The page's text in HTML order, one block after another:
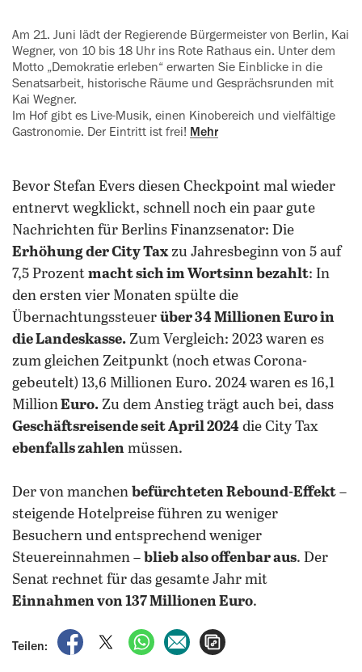
Am 21. Juni lädt der Regierende ‍Bürgermeister von Berlin, Kai
Wegner, von 10 bis 18 Uhr ins Rote Rathaus ein. Unter dem
Motto „Demokratie ‍erleben“ erwarten Sie Einblicke in die
Senatsarbeit, historische Räume und Gesprächsrunden mit
Kai Wegner.
Im Hof gibt es Live-Musik, einen Kinobereich und vielfältige
Gastronomie. Der Eintritt ist frei! Mehr
Bevor Stefan Evers diesen Checkpoint mal wieder
entnervt wegklickt, schnell noch ein paar gute
Nachrichten für Berlins Finanzsenator: Die
Erhöhung der City Taxzu Jahresbeginn von 5 auf
7,5 Prozent macht sich im Wortsinn bezahlt: In
den ersten vier Monaten spülte die
Übernachtungssteuer über 34 Millionen Euro in
die Landeskasse. Zum Vergleich: 2023 waren es
zum gleichen Zeitpunkt (noch etwas Corona-
gebeutelt) 13,6 Millionen Euro. 2024 waren es 16,1
MillionEuro. Zu dem Anstieg trägt auch bei, dass
Geschäftsreisende seit April 2024 die City Tax
ebenfalls zahlen müssen.
Der von manchen befürchteten Rebound-Effekt –
steigende Hotelpreise führen zu weniger
Besuchern und entsprechend weniger
Steuereinnahmen – blieb also offenbar aus. Der
Senat rechnet für das gesamte Jahr mit
Einnahmen von 137 Millionen Euro.
Teilen:
auf Facebook teilen
auf X teilenper WhatsApp teilen
per E-Mail teilen